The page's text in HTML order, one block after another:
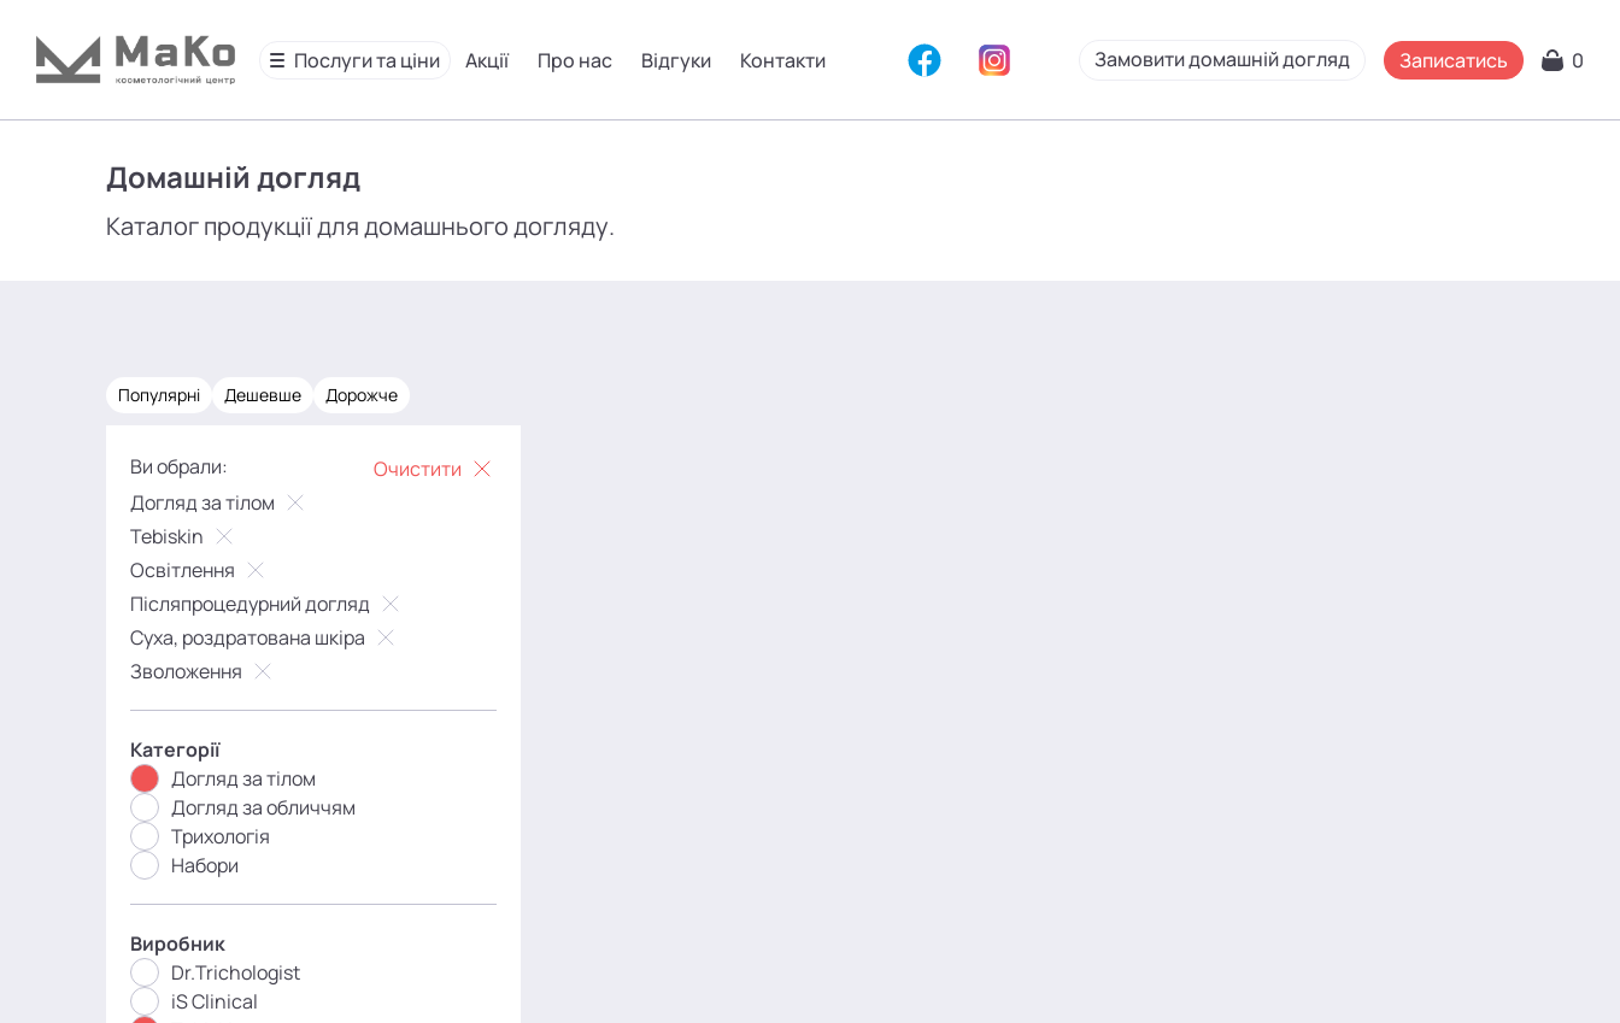
Послуги та ціни Акції Про нас Відгуки Контакти Замовити домашній догляд Записатись 0
Домашній догляд
Каталог продукції для домашнього догляду.
Популярні Дешевше Дорожче
Ви обрали:
Очистити
Догляд за тілом
Tebiskin
Освітлення
Післяпроцедурний догляд
Суха, роздратована шкіра
Зволоження
Категорії
Догляд за тілом
Догляд за обличчям
Трихологія
Набори
Виробник
Dr.Trichologist
iS Clinical